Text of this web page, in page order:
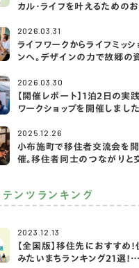
カル・ライフを叶えるための
生命×2拠点・移住ライフ大学
2026.03.31
ライフワークからライフミッシ
ンへ。デザインの力で故郷の
戦
2026.03.30
【開催レポート】1泊2日の実
ワークショップを開催しました
家宿rootfield）
2025.12.26
小布施町で移住者交流会を開
催。移住者同士のつながりと
ンツランキング
2023.12.13
【全国版】移住先におすすめ！
みたいまちランキング21選！